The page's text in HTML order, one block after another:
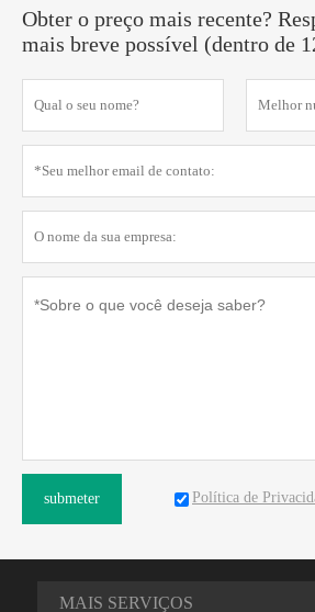
Obter o preço mais recente?
mais breve possível (dentro de
submeter Política de
MAIS SERVIÇOS